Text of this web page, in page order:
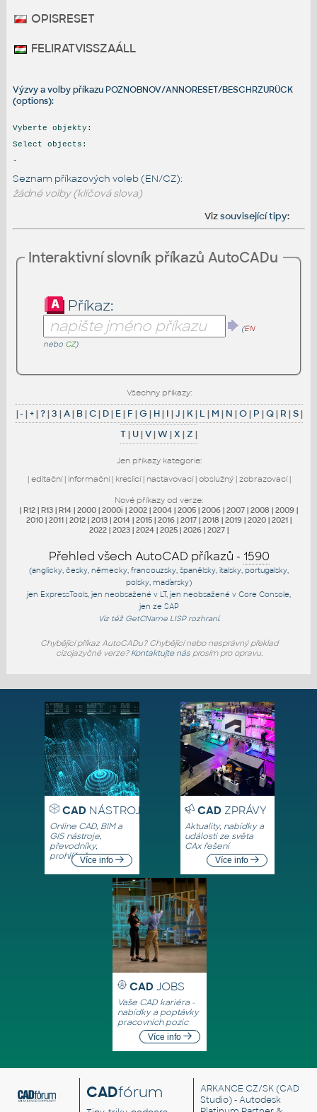
OPISRESET
FELIRATVISSZAÁLL
Výzvy a volby příkazu POZNOBNOV/ANNORESET/BESCHRZURÜCK
(options):
Vyberte objekty:
Select objects:
-
Seznam příkazových voleb (EN/CZ):
žádné volby (klíčová slova)
Vizsouvisející tipy:
Interaktivní slovník příkazů AutoCADu
Příkaz:
(EN
nebo CZ)
Všechny příkazy:
|- |+|?|3 |A| B|C| D| E| F |G| H| I |J | K| L | M | N |O| P |Q| R |S|
T| U|V|W|X |Z |
Jen příkazy kategorie:
| editační| informační| kreslicí| nastavovací| obslužný| zobrazovací|
Nové příkazy od verze:
| R12 | R13 | R14 | 2000 | 2000i | 2002 | 2004 | 2005 | 2006 | 2007 | 2008 | 2009 |
2010 | 2011 | 2012 | 2013 | 2014 | 2015 | 2016 | 2017 | 2018 | 2019 | 2020 | 2021 |
2022 | 2023 | 2024 | 2025 | 2026 | 2027 |
Přehled všech AutoCAD příkazů - 1590
(anglicky, česky, německy, francouzsky, španělsky, italsky, portugalsky,
polsky, maďarsky)
jen ExpressTools , jen neobsažené v LT, jen neobsažené v Core Console
jen ze SAP
Viz též GetCNameLISP rozhraní.
Chybějící příkaz AutoCADu? Chybějící nebo nesprávný překlad
cizojazyčné verze? Kontaktujte násprosím pro opravu.
CADNÁSTROJE
Online CAD, BIM a
GIS nástroje,
převodníky,
prohlížečeVíce info
CADZPRÁVY
Aktuality, nabídky a
události ze světa
CAx řešení
Více info
CAD JOBS
Vaše CAD kariéra -
nabídky a poptávky
pracovních pozic
Více info
CADfórum ARKANCE CZ/SK(CAD
Studio) - Autodesk